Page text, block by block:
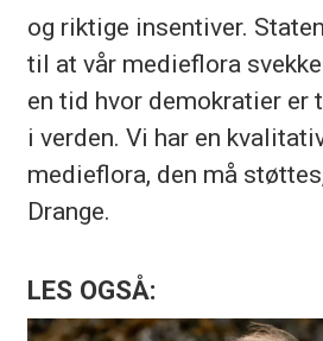
og riktige insentiver.
til at vår medieflora
en tid hvor demokratier er
i verden. Vi har en
medieflora, den må
Drange.
LES OGSÅ: